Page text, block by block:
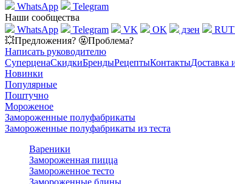
WhatsApp
Telegram
Наши сообщества
WhatsApp
Telegram VK OK дзен
💥Предложения? 🤬Проблема?
Написать руководителю
СуперценаСкидкиБрендыРецептыКонтактыДоставка
Новинки
Популярные
Поштучно
Мороженое
Замороженные полуфабрикаты
Замороженные полуфабрикаты из теста
Вареники
Замороженная пицца
Замороженное тесто
Замороженные блины